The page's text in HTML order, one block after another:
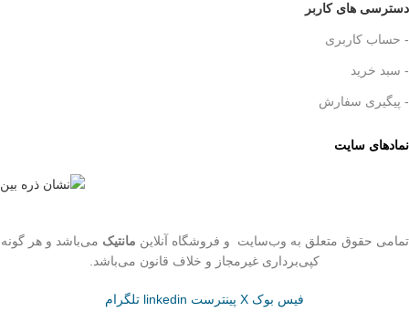
دسترسی های کاربر
- حساب کاربری
- سبد خرید
- پیگیری سفارش
نمادهای سایت
تمامی حقوق متعلق به وب‌سایت و فروشگاه‌ آنلاین مانتیک می‌باشد و هر گونه
کپی‌برداری غیرمجاز و خلاف قانون می‌باشد.
فیس بوک X پینترست linkedin تلگرام